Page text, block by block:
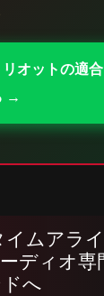
オットの適
→
ムアラ
ディオ専
へ